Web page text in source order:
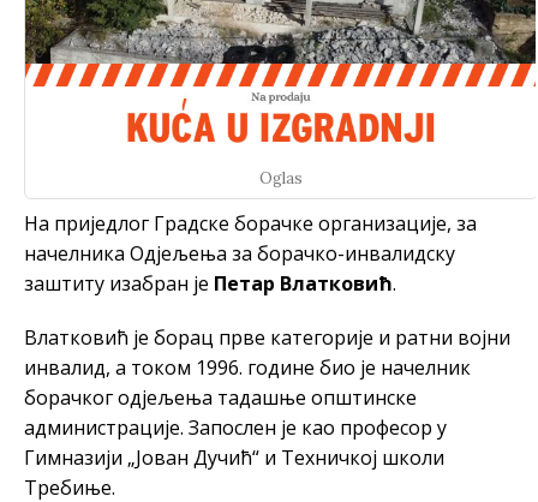
Oglas
На приједлог Градске борачке организације, за
начелника Одјељења за борачко-инвалидску
заштиту изабран је Петар Влатковић.
Влатковић је борац прве категорије и ратни војни
инвалид, а током 1996. године био је начелник
борачког одјељења тадашње општинске
администрације. Запослен је као професор у
Гимназији „Јован Дучић“ и Техничкој школи
Требиње.